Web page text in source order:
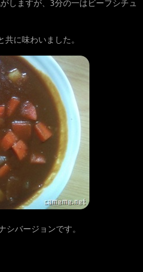
しますが、3分の一はビーフシチュ
に味わいました。
シバージョンです。